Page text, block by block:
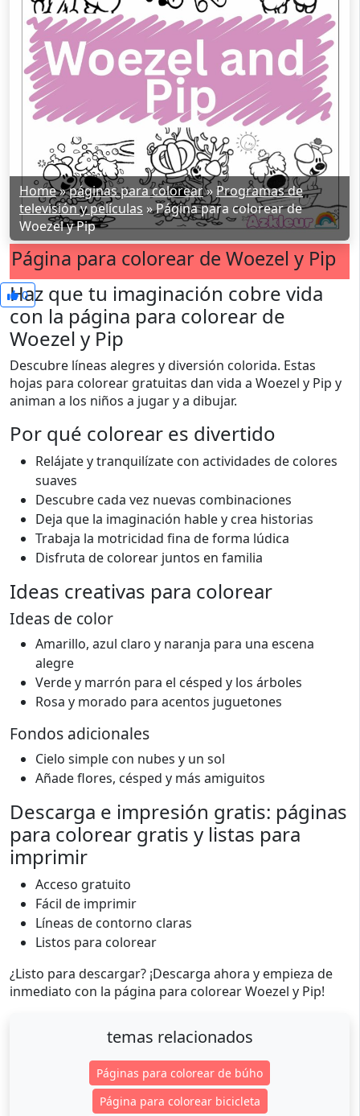
Home»páginas para colorear»Programas de
televisión y películas »Página para colorear de
Woezel y Pip
Página para colorear de Woezel y Pip
0
Haz que tu imaginación cobre vida
con la página para colorear de
Woezel y Pip
Descubre líneas alegres y diversión colorida. Estas
hojas para colorear gratuitas dan vida a Woezel y Pip y
animan a los niños a jugar y a dibujar.
Por qué colorear es divertido
Relájate y tranquilízate con actividades de colores
suaves
Descubre cada vez nuevas combinaciones
Deja que la imaginación hable y crea historias
Trabaja la motricidad fina de forma lúdica
Disfruta de colorear juntos en familia
Ideas creativas para colorear
Ideas de color
Amarillo, azul claro y naranja para una escena
alegre
Verde y marrón para el césped y los árboles
Rosa y morado para acentos juguetones
Fondos adicionales
Cielo simple con nubes y un sol
Añade flores, césped y más amiguitos
Descarga e impresión gratis: páginas
para colorear gratis y listas para
imprimir
Acceso gratuito
Fácil de imprimir
Líneas de contorno claras
Listos para colorear
¿Listo para descargar? ¡Descarga ahora y empieza de
inmediato con la página para colorear Woezel y Pip!
temas relacionados
Páginas para colorear de búho
Página para colorear bicicleta